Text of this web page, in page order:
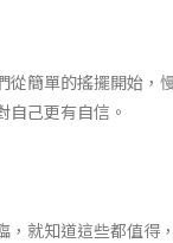
簡單的搖擺開始，
己更有自信。
就知道這些都值得